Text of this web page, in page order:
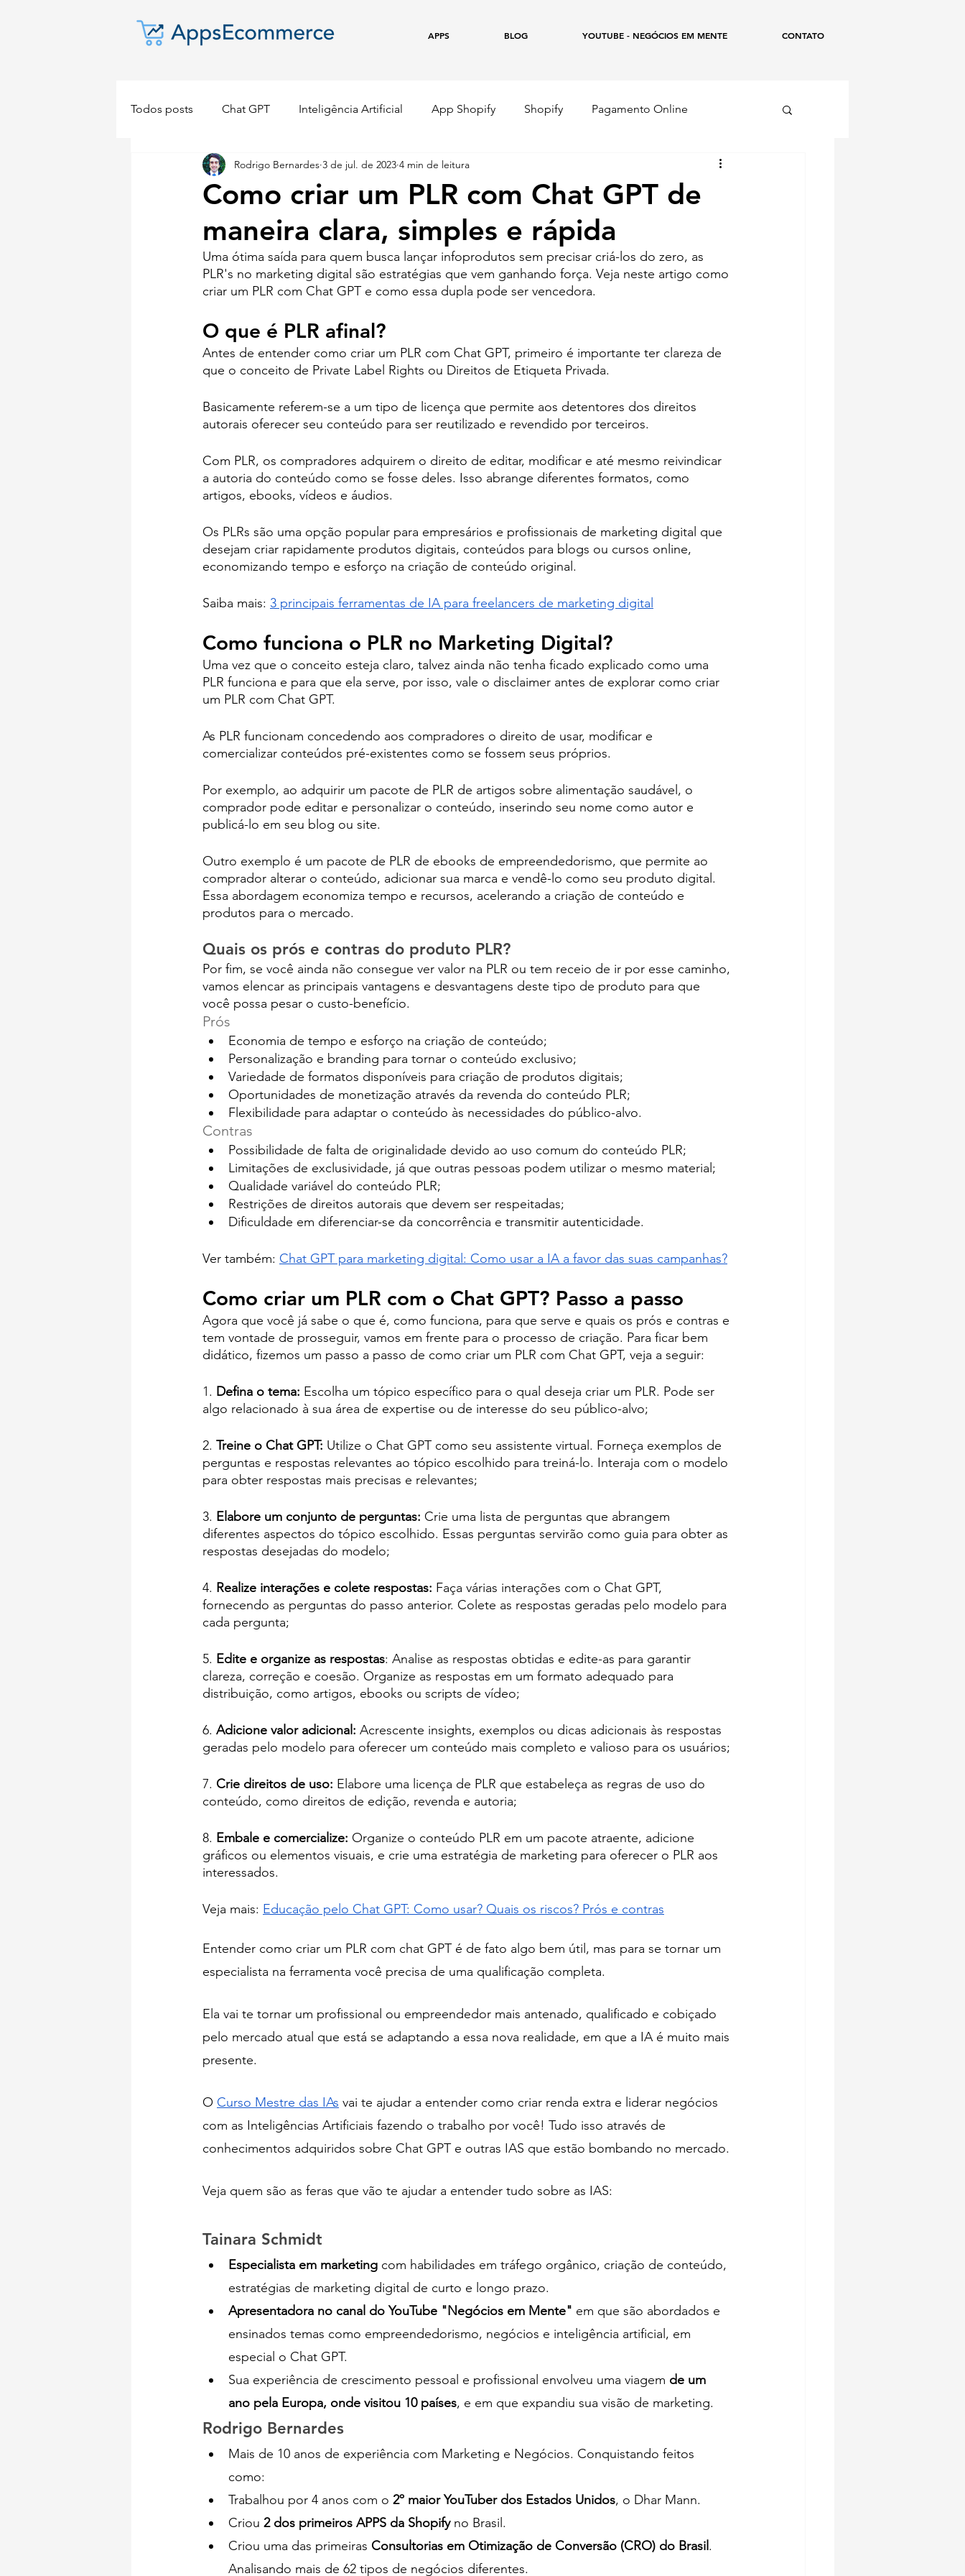
APPS BLOG YOUTUBE - NEGÓCIOS EM MENTE CONTATO
Todos posts Chat GPT Inteligência Artificial App Shopify Shopify Pagamento Online
Dropshipping E-commerce Copywriting Marketing Digital
Como criar um PLR com Chat GPT de
maneira clara, simples e rápida
Rodrigo Bernardes 3 de jul. de 2023 4 min de leitura
Uma ótima saída para quem busca lançar infoprodutos sem precisar criá-los do zero, as
PLR's no marketing digital são estratégias que vem ganhando força. Veja neste artigo como
criar um PLR com Chat GPT e como essa dupla pode ser vencedora.
O que é PLR afinal?
Antes de entender como criar um PLR com Chat GPT, primeiro é importante ter clareza de
que o conceito de Private Label Rights ou Direitos de Etiqueta Privada.
Basicamente referem-se a um tipo de licença que permite aos detentores dos direitos
autorais oferecer seu conteúdo para ser reutilizado e revendido por terceiros.
Com PLR, os compradores adquirem o direito de editar, modificar e até mesmo reivindicar
a autoria do conteúdo como se fosse deles. Isso abrange diferentes formatos, como
artigos, ebooks, vídeos e áudios.
Os PLRs são uma opção popular para empresários e profissionais de marketing digital que
desejam criar rapidamente produtos digitais, conteúdos para blogs ou cursos online,
economizando tempo e esforço na criação de conteúdo original.
Saiba mais: 3 principais ferramentas de IA para freelancers de marketing digital
Como funciona o PLR no Marketing Digital?
Uma vez que o conceito esteja claro, talvez ainda não tenha ficado explicado como uma
PLR funciona e para que ela serve, por isso, vale o disclaimer antes de explorar como criar
um PLR com Chat GPT.
As PLR funcionam concedendo aos compradores o direito de usar, modificar e
comercializar conteúdos pré-existentes como se fossem seus próprios.
Por exemplo, ao adquirir um pacote de PLR de artigos sobre alimentação saudável, o
comprador pode editar e personalizar o conteúdo, inserindo seu nome como autor e
publicá-lo em seu blog ou site.
Outro exemplo é um pacote de PLR de ebooks de empreendedorismo, que permite ao
comprador alterar o conteúdo, adicionar sua marca e vendê-lo como seu produto digital.
Essa abordagem economiza tempo e recursos, acelerando a criação de conteúdo e
produtos para o mercado.
Quais os prós e contras do produto PLR?
Por fim, se você ainda não consegue ver valor na PLR ou tem receio de ir por esse caminho,
vamos elencar as principais vantagens e desvantagens deste tipo de produto para que
você possa pesar o custo-benefício.
Prós
Economia de tempo e esforço na criação de conteúdo;
Personalização e branding para tornar o conteúdo exclusivo;
Variedade de formatos disponíveis para criação de produtos digitais;
Oportunidades de monetização através da revenda do conteúdo PLR;
Flexibilidade para adaptar o conteúdo às necessidades do público-alvo.
Contras
Possibilidade de falta de originalidade devido ao uso comum do conteúdo PLR;
Limitações de exclusividade, já que outras pessoas podem utilizar o mesmo material;
Qualidade variável do conteúdo PLR;
Restrições de direitos autorais que devem ser respeitadas;
Dificuldade em diferenciar-se da concorrência e transmitir autenticidade.
Ver também: Chat GPT para marketing digital: Como usar a IA a favor das suas campanhas?
Como criar um PLR com o Chat GPT? Passo a passo
Agora que você já sabe o que é, como funciona, para que serve e quais os prós e contras e
tem vontade de prosseguir, vamos em frente para o processo de criação. Para ficar bem
didático, fizemos um passo a passo de como criar um PLR com Chat GPT, veja a seguir:
1. Defina o tema: Escolha um tópico específico para o qual deseja criar um PLR. Pode ser
algo relacionado à sua área de expertise ou de interesse do seu público-alvo;
2. Treine o Chat GPT: Utilize o Chat GPT como seu assistente virtual. Forneça exemplos de
perguntas e respostas relevantes ao tópico escolhido para treiná-lo. Interaja com o modelo
para obter respostas mais precisas e relevantes;
3. Elabore um conjunto de perguntas: Crie uma lista de perguntas que abrangem
diferentes aspectos do tópico escolhido. Essas perguntas servirão como guia para obter as
respostas desejadas do modelo;
4. Realize interações e colete respostas: Faça várias interações com o Chat GPT,
fornecendo as perguntas do passo anterior. Colete as respostas geradas pelo modelo para
cada pergunta;
5. Edite e organize as respostas: Analise as respostas obtidas e edite-as para garantir
clareza, correção e coesão. Organize as respostas em um formato adequado para
distribuição, como artigos, ebooks ou scripts de vídeo;
6. Adicione valor adicional: Acrescente insights, exemplos ou dicas adicionais às respostas
geradas pelo modelo para oferecer um conteúdo mais completo e valioso para os usuários;
7. Crie direitos de uso: Elabore uma licença de PLR que estabeleça as regras de uso do
conteúdo, como direitos de edição, revenda e autoria;
8. Embale e comercialize: Organize o conteúdo PLR em um pacote atraente, adicione
gráficos ou elementos visuais, e crie uma estratégia de marketing para oferecer o PLR aos
interessados.
Veja mais: Educação pelo Chat GPT: Como usar? Quais os riscos? Prós e contras
Entender como criar um PLR com chat GPT é de fato algo bem útil, mas para se tornar um
especialista na ferramenta você precisa de uma qualificação completa.
Ela vai te tornar um profissional ou empreendedor mais antenado, qualificado e cobiçado
pelo mercado atual que está se adaptando a essa nova realidade, em que a IA é muito mais
presente.
O Curso Mestre das IAs vai te ajudar a entender como criar renda extra e liderar negócios
com as Inteligências Artificiais fazendo o trabalho por você! Tudo isso através de
conhecimentos adquiridos sobre Chat GPT e outras IAS que estão bombando no mercado.
Veja quem são as feras que vão te ajudar a entender tudo sobre as IAS:
Tainara Schmidt
Especialista em marketing com habilidades em tráfego orgânico, criação de conteúdo,
estratégias de marketing digital de curto e longo prazo.
Apresentadora no canal do YouTube "Negócios em Mente" em que são abordados e
ensinados temas como empreendedorismo, negócios e inteligência artificial, em
especial o Chat GPT.
Sua experiência de crescimento pessoal e profissional envolveu uma viagem de um
ano pela Europa, onde visitou 10 países, e em que expandiu sua visão de marketing.
Rodrigo Bernardes
Mais de 10 anos de experiência com Marketing e Negócios. Conquistando feitos
como:
Trabalhou por 4 anos com o 2º maior YouTuber dos Estados Unidos, o Dhar Mann.
Criou 2 dos primeiros APPS da Shopify no Brasil.
Criou uma das primeiras Consultorias em Otimização de Conversão (CRO) do Brasil .
Analisando mais de 62 tipos de negócios diferentes.